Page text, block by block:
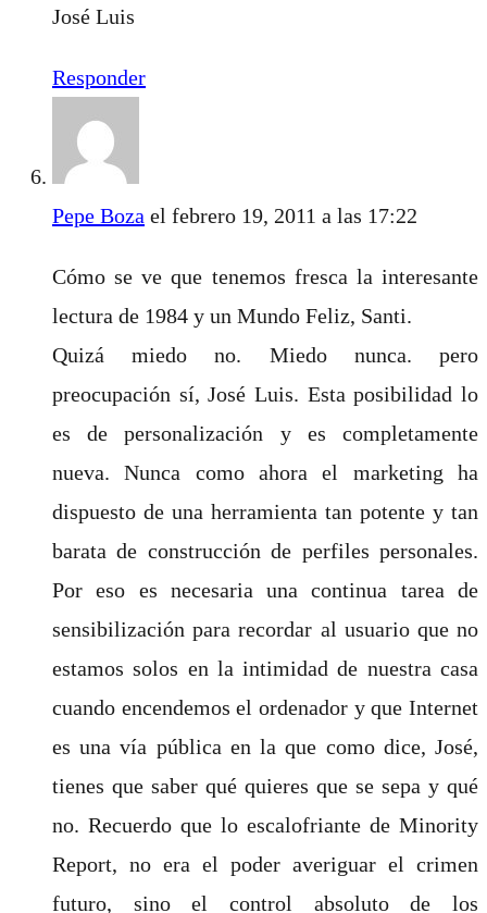
José Luis
Responder
Pepe Boza el febrero 19, 2011 a las 17:22
Cómo se ve que tenemos fresca la interesante
lectura de 1984 y un Mundo Feliz, Santi.
Quizá miedo no. Miedo nunca. pero
preocupación sí, José Luis. Esta posibilidad lo
es de personalización y es completamente
nueva. Nunca como ahora el marketing ha
dispuesto de una herramienta tan potente y tan
barata de construcción de perfiles personales.
Por eso es necesaria una continua tarea de
sensibilización para recordar al usuario que no
estamos solos en la intimidad de nuestra casa
cuando encendemos el ordenador y que Internet
es una vía pública en la que como dice, José,
tienes que saber qué quieres que se sepa y qué
no. Recuerdo que lo escalofriante de Minority
Report, no era el poder averiguar el crimen
futuro, sino el control absoluto de los